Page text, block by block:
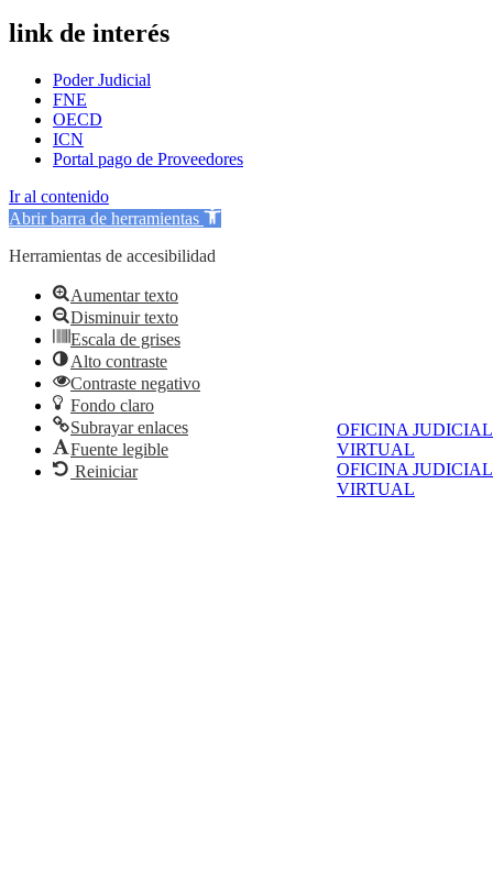
OFICINA JUDICIAL
VIRTUAL
OFICINA JUDICIAL
VIRTUAL
link de interés
Poder Judicial
FNE
OECD
ICN
Portal pago de Proveedores
Ir al contenido
Abrir barra de herramientas
Herramientas de accesibilidad
Aumentar texto
Disminuir texto
Escala de grises
Alto contraste
Contraste negativo
Fondo claro
Subrayar enlaces
Fuente legible
Reiniciar